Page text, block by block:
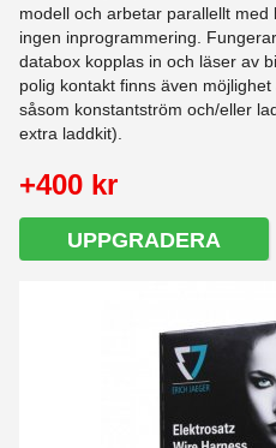
modell och arbetar parallellt
ingen inprogrammering.
databox kopplas in och läser av
polig kontakt finns även
såsom konstantström och/eller
extra laddkit).
+400 kr
UPPGRADERA